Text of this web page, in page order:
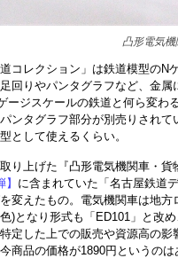
凸形電気
道コレクション」は鉄道模型の
回りやパンタグラフなど、金
ージスケールの鉄道と何ら変わ
ンタグラフ部分が別売りされ
として使えるくらい。
り上げた『凸形電気機関車・
に含まれていた「名古屋鉄道
変えたもの。電気機関車は地
)となり形式も「ED101」と改
定した上での販売や資源高の
商品の価格が1890円というの